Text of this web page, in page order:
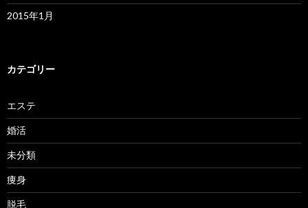
2015年1月
カテゴリー
エステ
婚活
未分類
痩身
脱毛